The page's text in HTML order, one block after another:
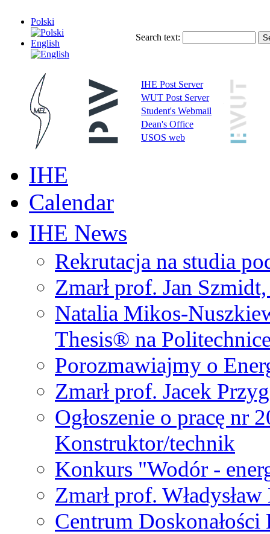
Polski
English
Search text:
IHE Post Server
WUT Post Server
Student's Webmail
Dean's Office
USOS web
IHE
Calendar
IHE News
Rekrutacja na studia
Zmarł prof. Jan
Natalia Mikos-
Thesis® na
Porozmawiajmy o
Zmarł prof. Jacek
Ogłoszenie o pracę nr
Konstruktor/technik
Konkurs "Wodór -
Zmarł prof.
Centrum